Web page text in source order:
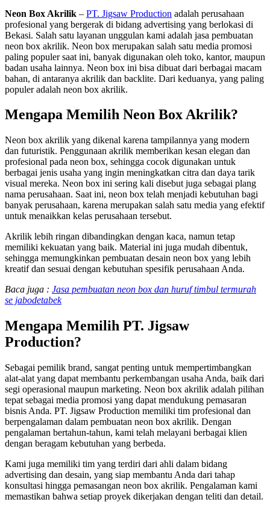
Neon Box Akrilik – PT. Jigsaw Production adalah perusahaan
profesional yang bergerak di bidang advertising yang berlokasi di
Bekasi. Salah satu layanan unggulan kami adalah jasa pembuatan
neon box akrilik. Neon box merupakan salah satu media promosi
paling populer saat ini, banyak digunakan oleh toko, kantor, maupun
badan usaha lainnya. Neon box ini bisa dibuat dari berbagai macam
bahan, di antaranya akrilik dan backlite. Dari keduanya, yang paling
populer adalah neon box akrilik.
Mengapa Memilih Neon Box Akrilik?
Neon box akrilik yang dikenal karena tampilannya yang modern
dan futuristik. Penggunaan akrilik memberikan kesan elegan dan
profesional pada neon box, sehingga cocok digunakan untuk
berbagai jenis usaha yang ingin meningkatkan citra dan daya tarik
visual mereka. Neon box ini sering kali disebut juga sebagai plang
nama perusahaan. Saat ini, neon box telah menjadi kebutuhan bagi
banyak perusahaan, karena merupakan salah satu media yang efektif
untuk menaikkan kelas perusahaan tersebut.
Akrilik lebih ringan dibandingkan dengan kaca, namun tetap
memiliki kekuatan yang baik. Material ini juga mudah dibentuk,
sehingga memungkinkan pembuatan desain neon box yang lebih
kreatif dan sesuai dengan kebutuhan spesifik perusahaan Anda.
Baca juga : Jasa pembuatan neon box dan huruf timbul termurah
se jabodetabek
Mengapa Memilih PT. Jigsaw
Production?
Sebagai pemilik brand, sangat penting untuk mempertimbangkan
alat-alat yang dapat membantu perkembangan usaha Anda, baik dari
segi operasional maupun marketing. Neon box akrilik adalah pilihan
tepat sebagai media promosi yang dapat mendukung pemasaran
bisnis Anda. PT. Jigsaw Production memiliki tim profesional dan
berpengalaman dalam pembuatan neon box akrilik. Dengan
pengalaman bertahun-tahun, kami telah melayani berbagai klien
dengan beragam kebutuhan yang berbeda.
Kami juga memiliki tim yang terdiri dari ahli dalam bidang
advertising dan desain, yang siap membantu Anda dari tahap
konsultasi hingga pemasangan neon box akrilik. Pengalaman kami
memastikan bahwa setiap proyek dikerjakan dengan teliti dan detail.